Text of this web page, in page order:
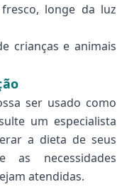
longe da luz
crianças e animais
ser usado como
um especialista
a dieta de seus
as necessidades
atendidas.